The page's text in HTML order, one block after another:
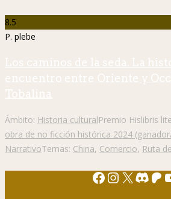
8.5
P. plebe
Los caminos de la seda. La
encuentro entre Oriente y
Tobalina
Ámbito: Historia culturalPremio Hislibris
obra de no ficción histórica 2024
NarrativoTemas: China, Comercio, Ruta
Facebook
X